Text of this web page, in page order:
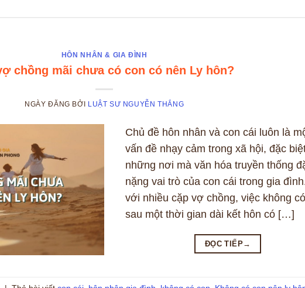
HÔN NHÂN & GIA ĐÌNH
chồng mãi chưa có con có nên Ly hôn?
NGÀY ĐĂNG BỞI LUẬT SƯ NGUYỄN THẮNG
Chủ đề hôn nhân và con cái luôn là
vấn đề nhạy cảm trong xã hội, đặc
những nơi mà văn hóa truyền thống
nặng vai trò của con cái trong gia
với nhiều cặp vợ chồng, việc không
sau một thời gian dài kết hôn có […]
ĐỌC TIẾP→